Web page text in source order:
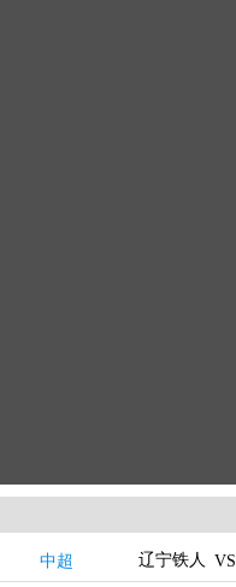
中超 辽宁铁人 VS